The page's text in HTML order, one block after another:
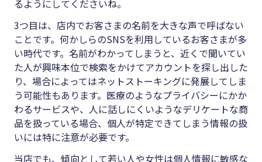
るようにしてくださいね。
3つ目は、店内でお客さまの名前を大きな声で呼ばない
ことです。何かしらのSNSを利用しているお客さまが多
い時代です。名前がわかってしまうと、近くで聞いてい
た人が興味本位で検索をかけてアカウントを探し出した
り、場合によってはネットストーキングに発展してしま
う可能性もあります。医療のようなプライバシーにかか
わるサービスや、人に話しにくいようなデリケートな商
品を扱っている場合、個人が特定できてしまう情報の扱
いには特に注意が必要です。
当店でも、傾向として若い人や女性は個人情報に敏感な